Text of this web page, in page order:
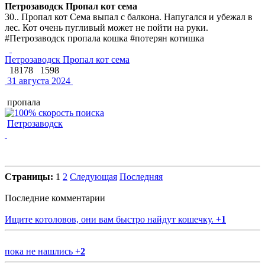
Петрозаводск Пропал кот сема
30.. Пропал кот Сема выпал с балкона. Напугался и убежал в
лес. Кот очень пугливый может не пойти на руки.
#Петрозаводск пропала кошка #потерян котишка
Петрозаводск Пропал кот сема
18178
1598
31 августа 2024
пропала
Петрозаводск
Страницы: 1 2 Следующая Последняя
Последние комментарии
Ищите котоловов, они вам быстро найдут кошечку. +1
пока не нашлись +2